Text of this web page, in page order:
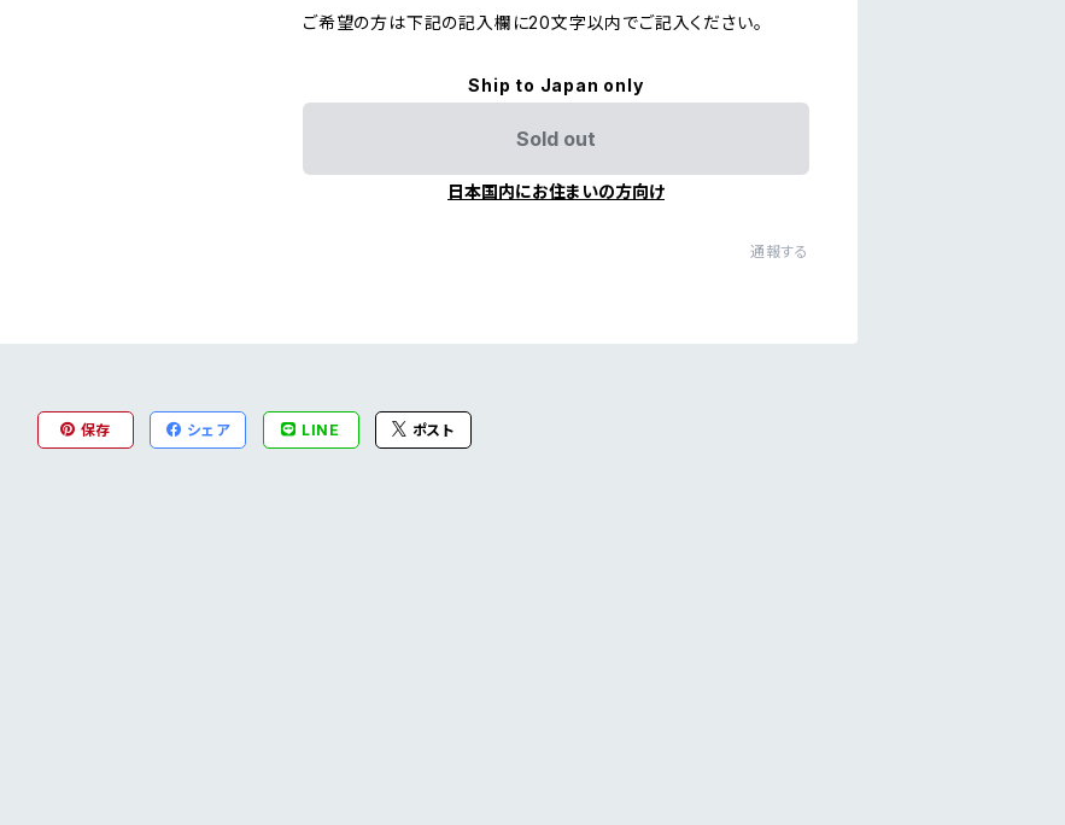
ご希望の方は下記の記入欄に20文字以内でご記入ください。
Ship to Japan only
Sold out
日本国内にお住まいの方向け
通報する
保存 シェア LINE ポスト